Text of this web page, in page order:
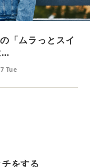
「ムラっとスイ
…
Tue
をする